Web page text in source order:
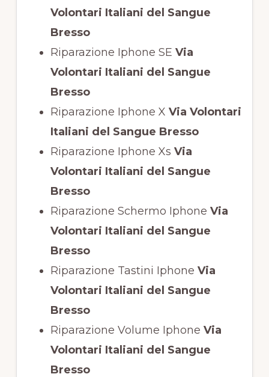
Volontari Italiani del Sangue
Bresso
Riparazione Iphone SE Via
Volontari Italiani del Sangue
Bresso
Riparazione Iphone X Via Volontari
Italiani del Sangue Bresso
Riparazione Iphone Xs Via
Volontari Italiani del Sangue
Bresso
Riparazione Schermo Iphone Via
Volontari Italiani del Sangue
Bresso
Riparazione Tastini Iphone Via
Volontari Italiani del Sangue
Bresso
Riparazione Volume Iphone Via
Volontari Italiani del Sangue
Bresso